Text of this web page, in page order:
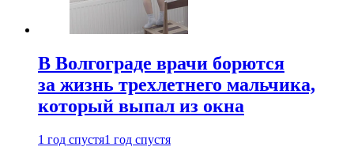
В Волгограде врачи борются
за жизнь трехлетнего мальчика,
который выпал из окна
1 год спустя1 год спустя